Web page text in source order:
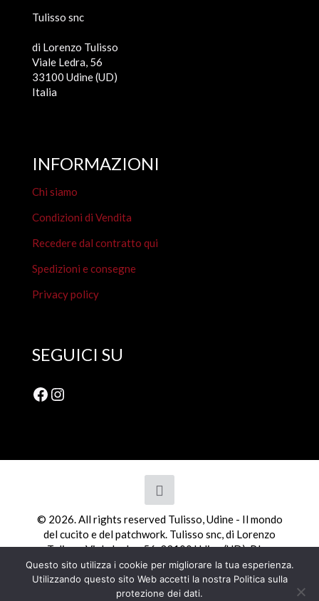
Tulisso snc
di Lorenzo Tulisso
Viale Ledra, 56
33100 Udine (UD)
Italia
INFORMAZIONI
Chi siamo
Condizioni di Vendita
Recedere dal contratto qui
Spedizioni e consegne
Privacy policy
SEGUICI SU
Facebook
Instagram
© 2026. All rights reserved Tulisso, Udine - Il mondo
del cucito e del patchwork. Tulisso snc, di Lorenzo
Tulisso, Viale Ledra, 56, 33100 Udine (UD). P.Iva
01798110308
Questo sito utilizza i cookie per migliorare la tua esperienza.
Utilizzando questo sito Web accetti la nostra Politica sulla
protezione dei dati.